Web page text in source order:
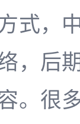
式，
，后
。很